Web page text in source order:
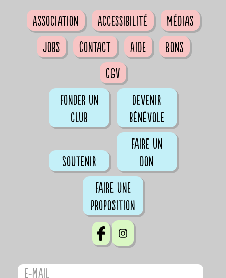
Association Accessibilité
Médias
Jobs
Contact Aide
Bons
CGV
Fonder un
club
Devenir
bénévole
Soutenir
Faire un
don
Faire une
proposition